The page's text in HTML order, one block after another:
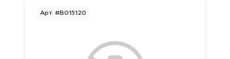
Арт. #B015120